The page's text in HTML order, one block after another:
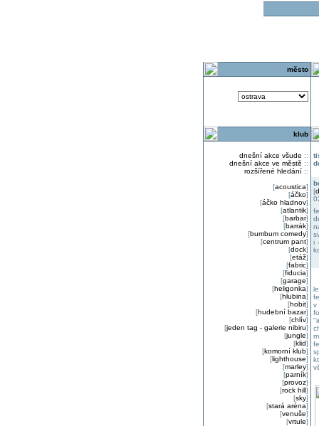
město
klub
dnešní akce všude ::
dnešní akce ve městě ::
rozšířené hledání::
[acoustica]
[áčko]
[áčko hladnov]
[atlantik]
[barbar]
[barrák]
[bumbum comedy]
[centrum pant]
[dock]
[etáž]
[fabric]
[fiducia]
[garage]
[heligonka]
[hlubina]
[hobit]
[hudební bazar]
[chlív]
[jeden tag - galerie nibiru]
[jungle]
[klid]
[komorní klub]
[lighthouse]
[marley]
[parník]
[provoz]
[rock hill]
[sky]
[stará aréna]
[venuše]
[vrtule]
[
i
v